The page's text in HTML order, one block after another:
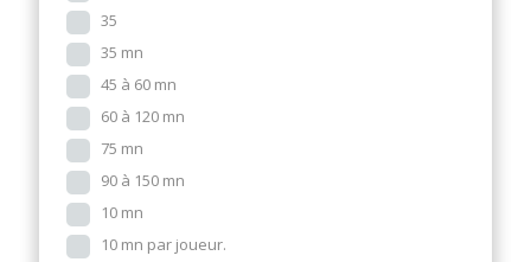
35
35 mn
45 à 60 mn
60 à 120 mn
75 mn
90 à 150 mn
10 mn
10 mn par joueur.